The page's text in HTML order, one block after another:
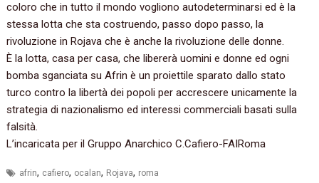
coloro che in tutto il mondo vogliono autodeterminarsi ed è la
stessa lotta che sta costruendo, passo dopo passo, la
rivoluzione in Rojava che è anche la rivoluzione delle donne.
È la lotta, casa per casa, che libererà uomini e donne ed ogni
bomba sganciata su Afrin è un proiettile sparato dallo stato
turco contro la libertà dei popoli per accrescere unicamente la
strategia di nazionalismo ed interessi commerciali basati sulla
falsità.
L’incaricata per il Gruppo Anarchico C.Cafiero-FAIRoma
afrin, cafiero, ocalan, Rojava, roma